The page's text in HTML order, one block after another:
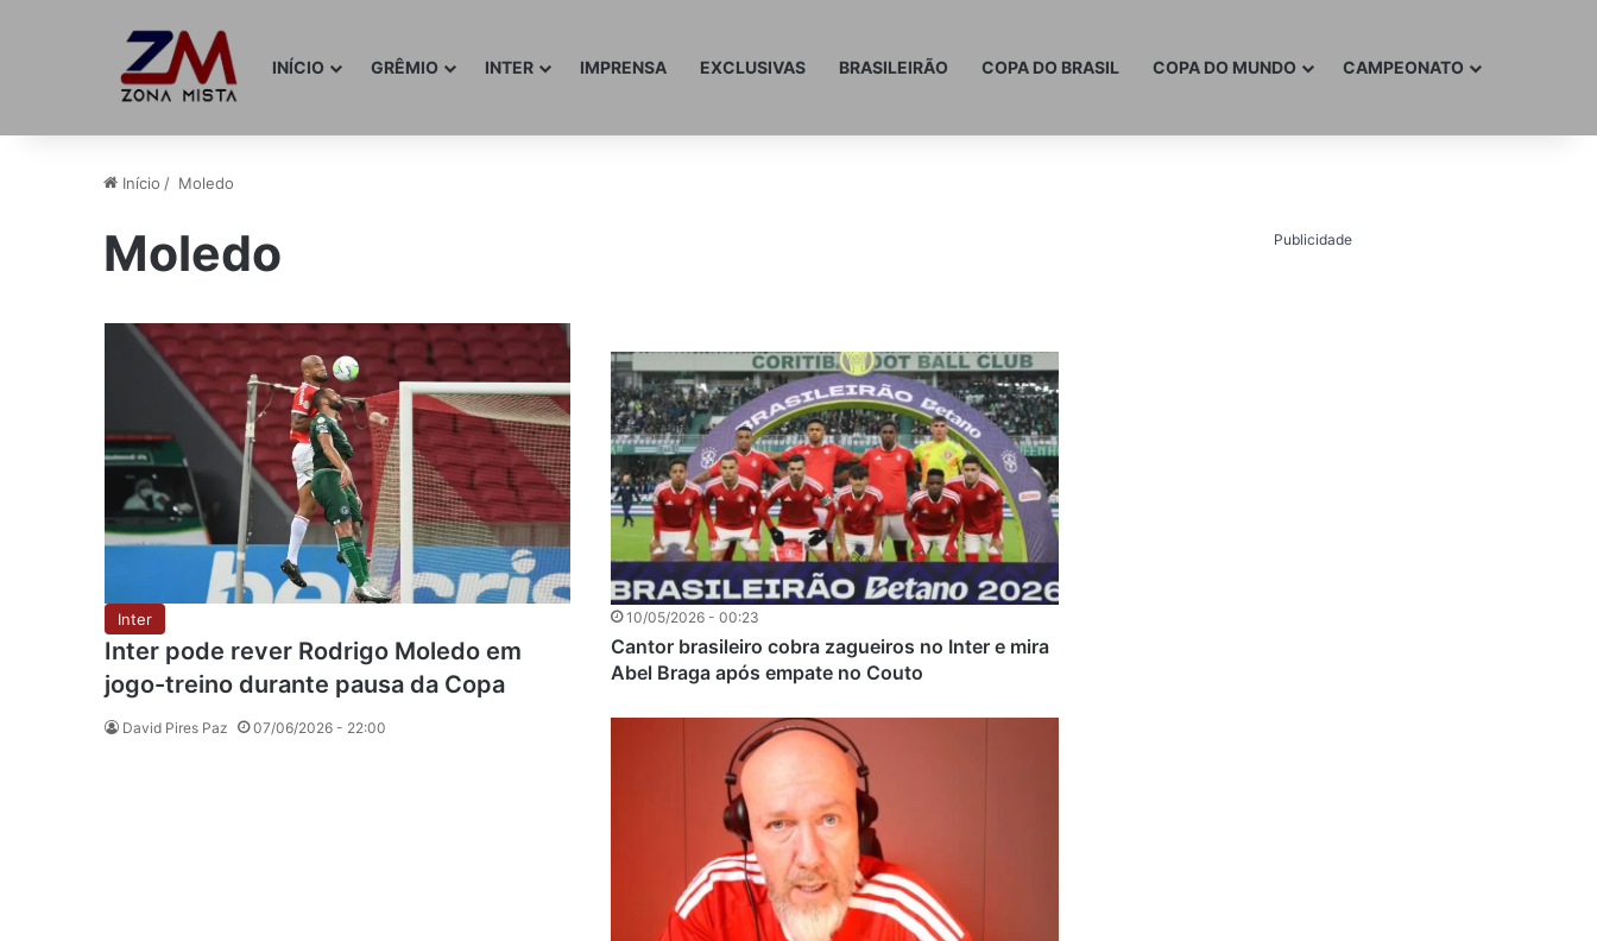
INÍCIO GRÊMIO INTER IMPRENSA EXCLUSIVAS BRASILEIRÃO COPA DO BRASIL COPA DO MUNDO CAMPEONATO
Início / Moledo
Moledo
Inter
Inter pode rever Rodrigo Moledo em
jogo-treino durante pausa da Copa
David Pires Paz 07/06/2026 - 22:00
10/05/2026 - 00:23
Cantor brasileiro cobra zagueiros no Inter e mira
Abel Braga após empate no Couto
Publicidade